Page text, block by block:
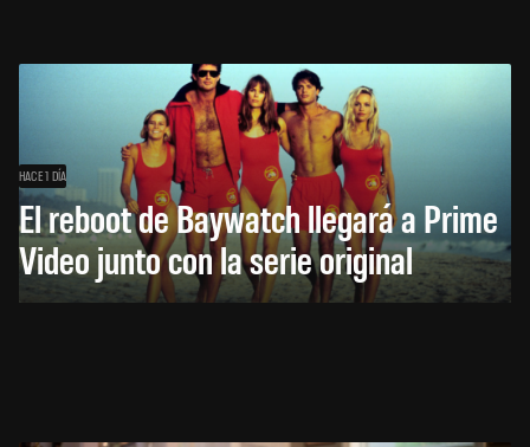
HACE 1 DÍA
El reboot de Baywatch llegará a Prime
Video junto con la serie original